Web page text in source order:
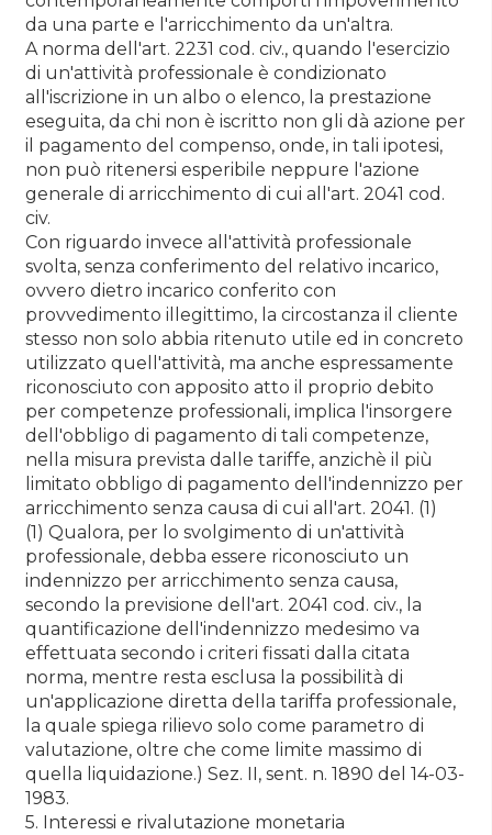
da una parte e l'arricchimento da un'altra.
A norma dell'art. 2231 cod. civ., quando l'esercizio
di un'attività professionale è condizionato
all'iscrizione in un albo o elenco, la prestazione
eseguita, da chi non è iscritto non gli dà azione per
il pagamento del compenso, onde, in tali ipotesi,
non può ritenersi esperibile neppure l'azione
generale di arricchimento di cui all'art. 2041 cod.
civ.
Con riguardo invece all'attività professionale
svolta, senza conferimento del relativo incarico,
ovvero dietro incarico conferito con
provvedimento illegittimo, la circostanza il cliente
stesso non solo abbia ritenuto utile ed in concreto
utilizzato quell'attività, ma anche espressamente
riconosciuto con apposito atto il proprio debito
per competenze professionali, implica l'insorgere
dell'obbligo di pagamento di tali competenze,
nella misura prevista dalle tariffe, anzichè il più
limitato obbligo di pagamento dell'indennizzo per
arricchimento senza causa di cui all'art. 2041. (1)
(1) Qualora, per lo svolgimento di un'attività
professionale, debba essere riconosciuto un
indennizzo per arricchimento senza causa,
secondo la previsione dell'art. 2041 cod. civ., la
quantificazione dell'indennizzo medesimo va
effettuata secondo i criteri fissati dalla citata
norma, mentre resta esclusa la possibilità di
un'applicazione diretta della tariffa professionale,
la quale spiega rilievo solo come parametro di
valutazione, oltre che come limite massimo di
quella liquidazione.) Sez. II, sent. n. 1890 del 14-03-
1983.
5. Interessi e rivalutazione monetaria